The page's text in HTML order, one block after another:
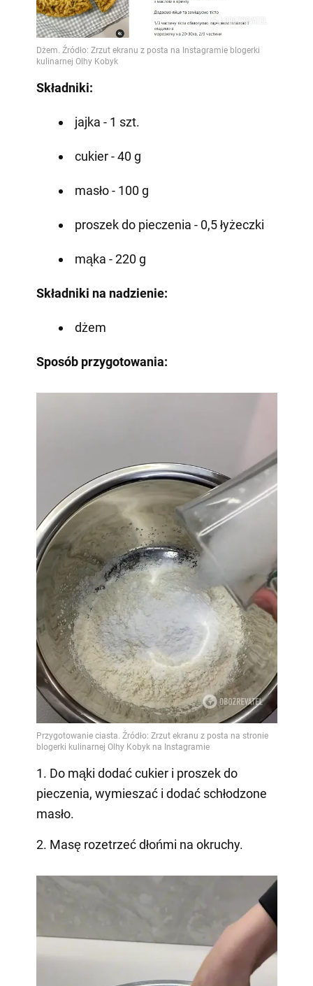
Video
Składniki:
jajka - 1 szt.
cukier - 40 g
masło - 100 g
proszek do pieczenia - 0,5 łyżeczki
mąka - 220 g
Składniki na nadzienie:
dżem
Sposób przygotowania:
1. Do mąki dodać cukier i proszek do
pieczenia, wymieszać i dodać schłodzone
masło.
2. Masę rozetrzeć dłońmi na okruchy.